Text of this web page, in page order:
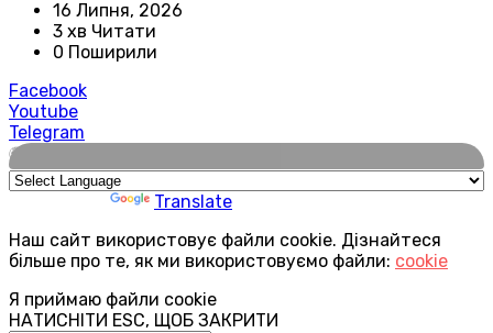
16 Липня, 2026
3 хв Читати
0 Поширили
Facebook
Youtube
Telegram
🌍
Translate
Наш сайт використовує файли cookie. Дізнайтеся
більше про те, як ми використовуємо файли: cookie
Я приймаю файли cookie
НАТИСНІТИ ESC, ЩОБ ЗАКРИТИ